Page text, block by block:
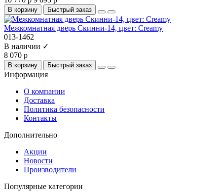
В корзину Быстрый заказ
Межкомнатная дверь Скинни-14, цвет: Creamy
013-1462
В наличии ✓
8 070 р
В корзину Быстрый заказ
Информация
О компании
Доставка
Политика безопасности
Контакты
Дополнительно
Акции
Новости
Производители
Популярные категории